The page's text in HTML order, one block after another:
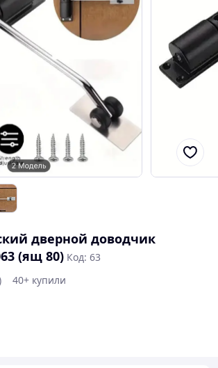
дверной доводчик
(ящ 80) Код: 63
40+ купили